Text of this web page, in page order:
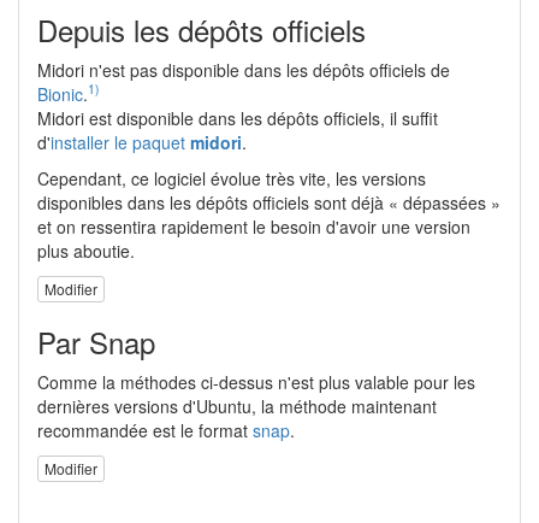
Depuis les dépôts officiels
Midori n'est pas disponible dans les dépôts officiels de
Bionic.1)
Midori est disponible dans les dépôts officiels, il suffit
d'installer le paquet midori.
Cependant, ce logiciel évolue très vite, les versions
disponibles dans les dépôts officiels sont déjà « dépassées »
et on ressentira rapidement le besoin d'avoir une version
plus aboutie.
Modifier
Par Snap
Comme la méthodes ci-dessus n'est plus valable pour les
dernières versions d'Ubuntu, la méthode maintenant
recommandée est le format snap.
Modifier